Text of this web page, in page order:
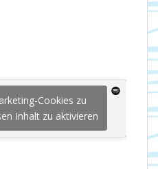
Cookies zu
Inhalt zu aktivieren